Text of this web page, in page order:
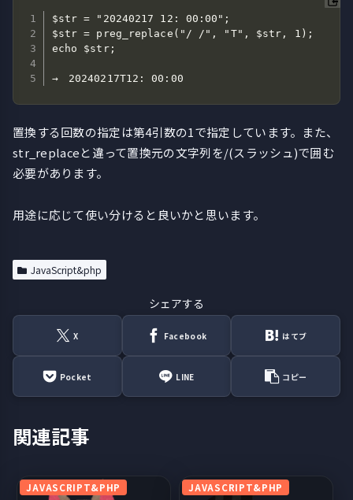
$str = "20240217 12: 00:00";
$str = preg_replace("/ /", "T", $str, 1);
echo $str;
→　20240217T12: 00:00
置換する回数の指定は第4引数の1で指定しています。また、
str_replaceと違って置換元の文字列を/(スラッシュ)で囲む
必要があります。
用途に応じて使い分けると良いかと思います。
JavaScript&php
シェアする
X Facebook はてブ
Pocket LINE コピー
関連記事
JAVASCRIPT&PHP JAVASCRIPT&PHP